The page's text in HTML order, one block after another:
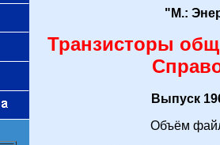
"М.:
Транзисторы
Выпуск
Объём